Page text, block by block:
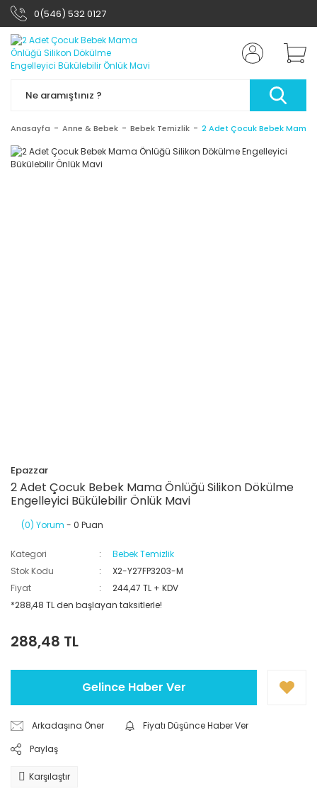
0(546) 532 0127
Anasayfa Anne & Bebek Bebek Temizlik 2 Adet Çocuk Bebek Mama
Epazzar
2 Adet Çocuk Bebek Mama Önlüğü Silikon Dökülme
Engelleyici Bükülebilir Önlük Mavi
(0) Yorum - 0 Puan
Kategori
Bebek Temizlik
Stok Kodu
X2-Y27FP3203-M
Fiyat
244,47 TL + KDV
*288,48 TL den başlayan taksitlerle!
288,48 TL
Gelince Haber Ver
Arkadaşına Öner
Fiyatı Düşünce Haber Ver
Paylaş
Karşılaştır